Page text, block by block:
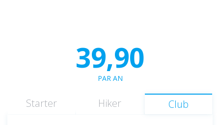
39,90
PAR AN
Starter Hiker Club